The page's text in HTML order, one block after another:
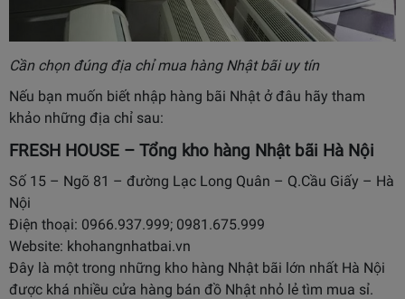
Cần chọn đúng địa chỉ mua hàng Nhật bãi uy tín
Nếu bạn muốn biết nhập hàng bãi Nhật ở đâu hãy tham
khảo những địa chỉ sau:
FRESH HOUSE – Tổng kho hàng Nhật bãi Hà Nội
Số 15 – Ngõ 81 – đường Lạc Long Quân – Q.Cầu Giấy – Hà
Nội
Điện thoại: 0966.937.999; 0981.675.999
Website: khohangnhatbai.vn
Đây là một trong những kho hàng Nhật bãi lớn nhất Hà Nội
được khá nhiều cửa hàng bán đồ Nhật nhỏ lẻ tìm mua sỉ.